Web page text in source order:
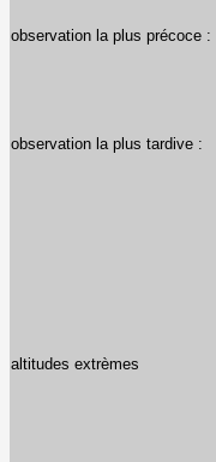
observation la plus précoce :
observation la plus tardive :
altitudes extrèmes